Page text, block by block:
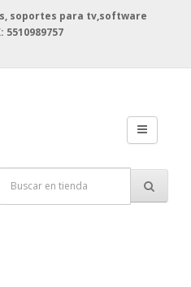
soportes para tv,software
5510989757